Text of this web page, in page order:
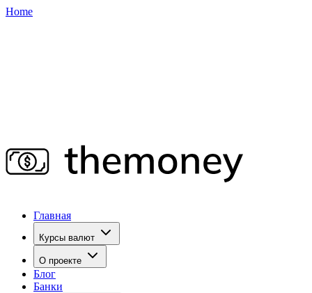
Home
Главная
Курсы валют
О проекте
Блог
Банки